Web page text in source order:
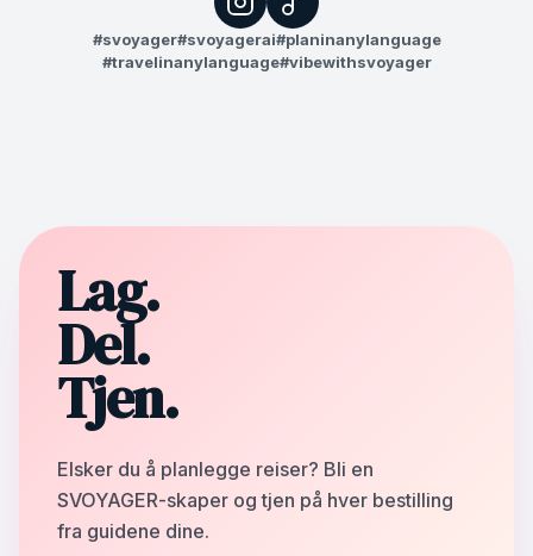
#svoyager#svoyagerai#planinanylanguage
#travelinanylanguage#vibewithsvoyager
Lag.
Del.
Tjen.
Elsker du å planlegge reiser? Bli en
SVOYAGER-skaper og tjen på hver bestilling
fra guidene dine.